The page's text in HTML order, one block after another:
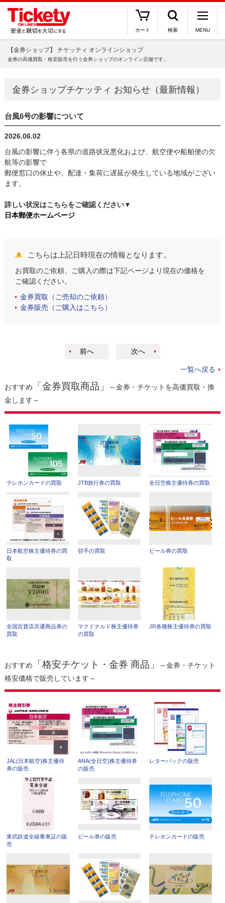
カート 検索 MENU
【金券ショップ】 チケッティ オンラインショップ
金券の高価買取・格安販売を行う金券ショップのオンライン店舗です。
金券ショップチケッティ お知らせ（最新情報）
台風6号の影響について
2026.06.02
台風の影響に伴う各県の道路状況悪化および、航空便や船舶便の欠
航等の影響で
郵便窓口の休止や、配達・集荷に遅延が発生している地域がござい
ます。
詳しい状況はこちらをご確認ください▼
日本郵便ホームページ
こちらは上記日時現在の情報となります。
お買取のご依頼、ご購入の際は下記ページより現在の価格を
ご確認ください。
金券買取（ご売却のご依頼）
金券販売（ご購入はこちら）
前へ 次へ
一覧へ戻る
おすすめ 「金券買取商品」
～金券・チケットを高価買取・換
金します～
テレホンカードの買取 JTB旅行券の買取 全日空株主優待券の買取
日本航空株主優待券の買
取
切手の買取 ビール券の買取
全国百貨店共通商品券の
買取
マクドナルド株主優待券
の買取
JR各種株主優待券の買取
おすすめ 「格安チケット・金券 商品」
～金券・チケット
格安価格で販売しています～
JAL(日本航空)株主優待
券の販売
ANA(全日空)株主優待券
の販売
レターパックの販売
東武鉄道全線乗車証の販
売
ビール券の販売 テレホンカードの販売